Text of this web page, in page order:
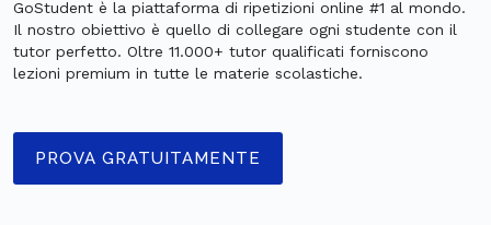
GoStudent è la piattaforma di ripetizioni online #1 al mondo.
Il nostro obiettivo è quello di collegare ogni studente con il
tutor perfetto. Oltre 11.000+ tutor qualificati forniscono
lezioni premium in tutte le materie scolastiche.
PROVA GRATUITAMENTE